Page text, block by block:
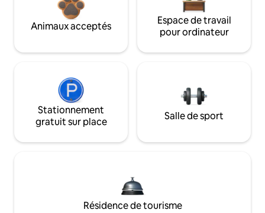
Animaux acceptés
Espace de travail
pour ordinateur
Stationnement
gratuit sur place
Salle de sport
Résidence de tourisme